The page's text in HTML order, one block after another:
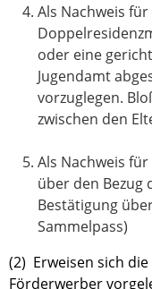
Als Nachweis
oder eine
Jugendamt
vorzuglegen.
zwischen den
Als Nachweis
über den Bezug
Bestätigung
Sammelpass)
(2) Erweisen sich
Förderwerber